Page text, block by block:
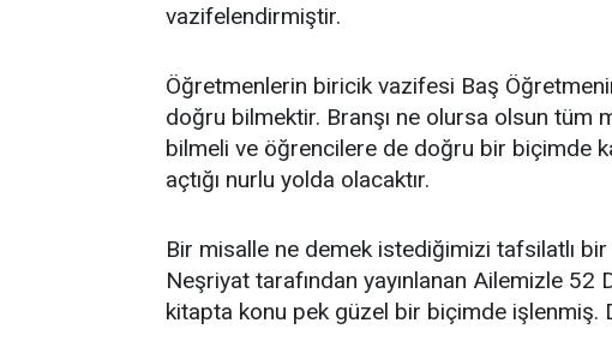
vazifelendirmiştir.
Öğretmenlerin biricik vazifesi Baş
doğru bilmektir. Branşı ne olursa olsun tüm
bilmeli ve öğrencilere de doğru bir biçimde
açtığı nurlu yolda olacaktır.
Bir misalle ne demek istediğimizi tafsilatlı
Neşriyat tarafından yayınlanan Ailemizle 52
kitapta konu pek güzel bir biçimde işlenmiş.